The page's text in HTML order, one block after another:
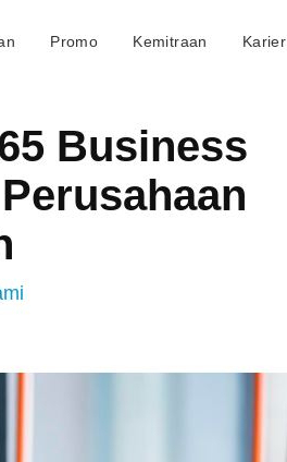
Promo Kemitraan Karier
Business